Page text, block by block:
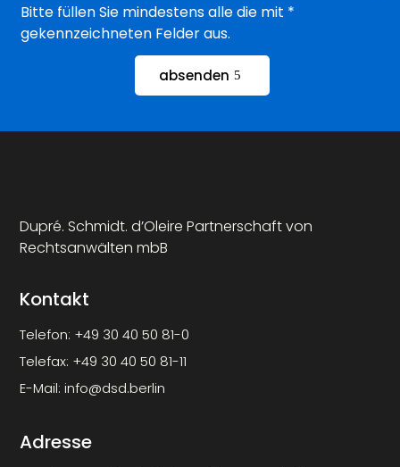
Bitte füllen Sie mindestens alle die mit *
gekennzeichneten Felder aus.
absenden
Dupré. Schmidt. d’Oleire Partnerschaft von
Rechtsanwälten mbB
Kontakt
Telefon: +49 30 40 50 81-0
Telefax: +49 30 40 50 81-11
E-Mail:info@dsd.berlin
Adresse